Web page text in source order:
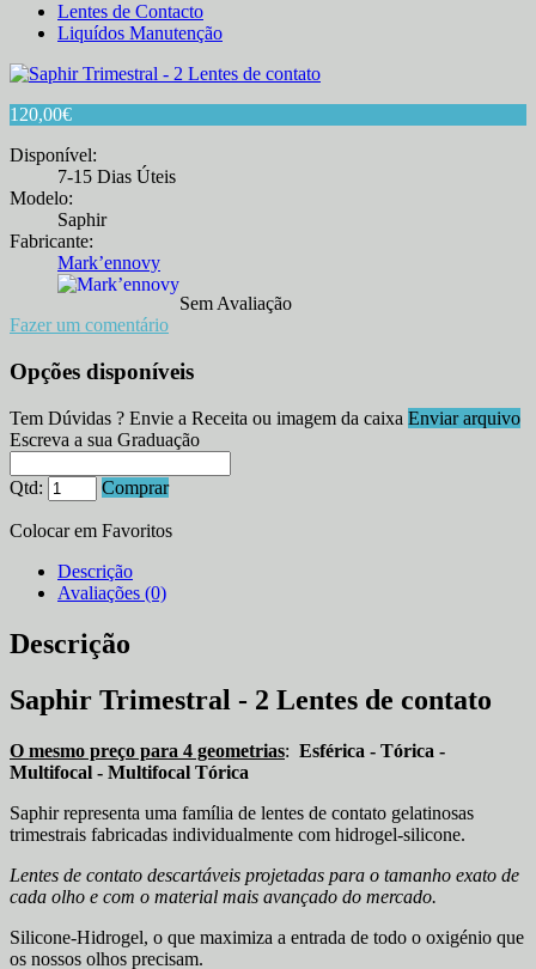
Lentes de Contacto
Liquídos Manutenção
120,00€
Disponível:
7-15 Dias Úteis
Modelo:
Saphir
Fabricante:
Mark’ennovy
Sem Avaliação
Fazer um comentário
Opções disponíveis
Tem Dúvidas ? Envie a Receita ou imagem da caixa Enviar arquivo
Escreva a sua Graduação
Qtd: Comprar
Colocar em Favoritos
Descrição
Avaliações (0)
Descrição
Saphir Trimestral - 2 Lentes de contato
O mesmo preço para 4 geometrias: Esférica - Tórica -
Multifocal - Multifocal Tórica
Saphir representa uma família de lentes de contato gelatinosas
trimestrais fabricadas individualmente com hidrogel-silicone.
Lentes de contato descartáveis projetadas para o tamanho exato de
cada olho e com o material mais avançado do mercado.
Silicone-Hidrogel, o que maximiza a entrada de todo o oxigénio que
os nossos olhos precisam.